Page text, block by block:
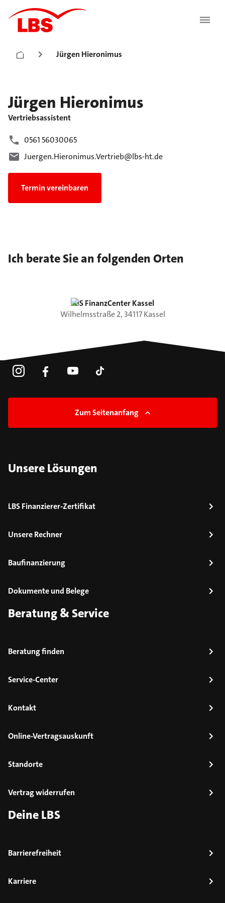
Jürgen Hieronimus
Jürgen Hieronimus
Vertriebsassistent
0561 56030065
Juergen.Hieronimus.Vertrieb@lbs-ht.de
Termin vereinbaren
Ich berate Sie an folgenden Orten
LBS FinanzCenter Kassel
Wilhelmsstraße 2, 34117 Kassel
Zum Seitenanfang
Unsere Lösungen
LBS Finanzierer-Zertifikat
Unsere Rechner
Baufinanzierung
Dokumente und Belege
Beratung & Service
Beratung finden
Service-Center
Kontakt
Online-Vertragsauskunft
Standorte
Vertrag widerrufen
Deine LBS
Barrierefreiheit
Karriere